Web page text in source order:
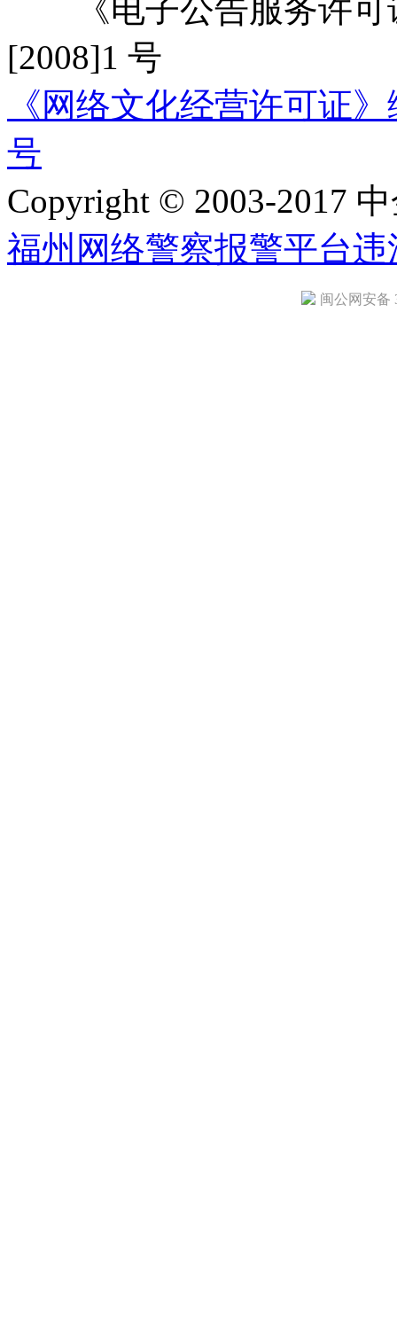
《电子公告服务许可
[2008]1 号
《网络文化经营许可证
号
Copyright © 2003-2017
福州网络警察报警平台违
闽公网安备